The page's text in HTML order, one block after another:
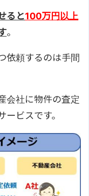
ると100万円以上
。
依頼するのは手間
会社に物件の査定
ビスです。